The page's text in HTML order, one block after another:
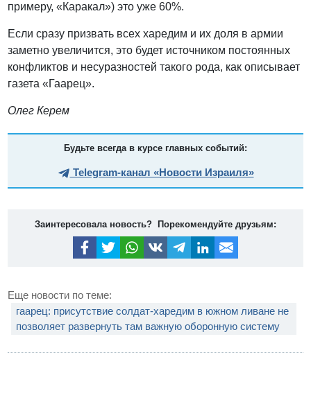
примеру, «Каракал») это уже 60%.
Если сразу призвать всех харедим и их доля в армии
заметно увеличится, это будет источником постоянных
конфликтов и несуразностей такого рода, как описывает
газета «Гаарец».
Олег Керем
Будьте всегда в курсе главных событий:
Telegram-канал «Новости Израиля»
Заинтересовала новость? Порекомендуйте друзьям:
Еще новости по теме:
гаарец: присутствие солдат-харедим в южном ливане не
позволяет развернуть там важную оборонную систему